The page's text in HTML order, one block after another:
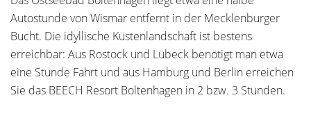
Autostunde von Wismar entfernt in der Mecklenburger
Bucht. Die idyllische Küstenlandschaft ist bestens
erreichbar: Aus Rostock und Lübeck benötigt man etwa
eine Stunde Fahrt und aus Hamburg und Berlin erreichen
Sie das BEECH Resort Boltenhagen in 2 bzw. 3 Stunden.